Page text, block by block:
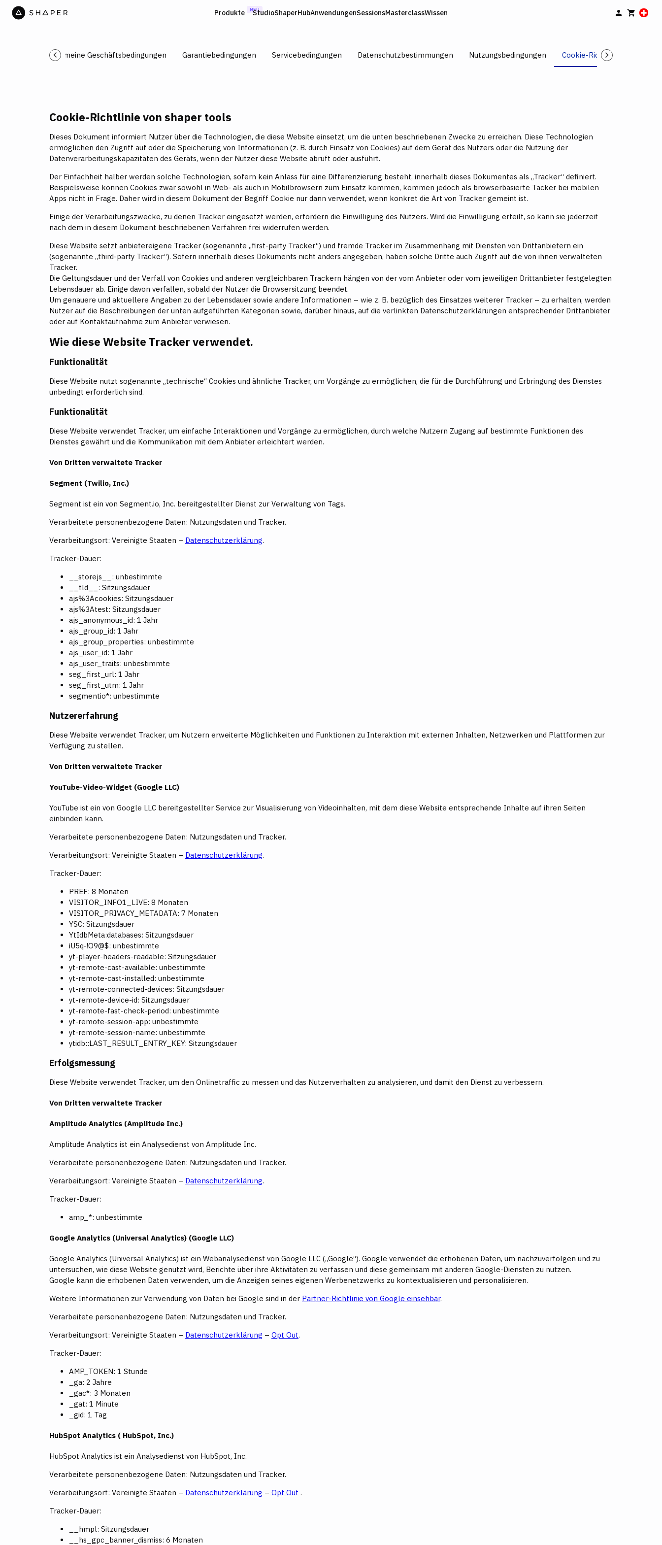
Produkte NEU
StudioShaperHubAnwendungenSessionsMasterclassWissen
Allgemeine Geschäftsbedingungen Garantiebedingungen Servicebedingungen Datenschutzbestimmungen Nutzungsbedingungen Cookie-Richtlinie
Cookie-Richtlinie von shaper tools
Dieses Dokument informiert Nutzer über die Technologien, die diese Website einsetzt, um die unten beschriebenen Zwecke zu erreichen. Diese Technologien
ermöglichen den Zugriff auf oder die Speicherung von Informationen (z. B. durch Einsatz von Cookies) auf dem Gerät des Nutzers oder die Nutzung der
Datenverarbeitungskapazitäten des Geräts, wenn der Nutzer diese Website abruft oder ausführt.
Der Einfachheit halber werden solche Technologien, sofern kein Anlass für eine Differenzierung besteht, innerhalb dieses Dokumentes als „Tracker“ definiert.
Beispielsweise können Cookies zwar sowohl in Web- als auch in Mobilbrowsern zum Einsatz kommen, kommen jedoch als browserbasierte Tacker bei mobilen
Apps nicht in Frage. Daher wird in diesem Dokument der Begriff Cookie nur dann verwendet, wenn konkret die Art von Tracker gemeint ist.
Einige der Verarbeitungszwecke, zu denen Tracker eingesetzt werden, erfordern die Einwilligung des Nutzers. Wird die Einwilligung erteilt, so kann sie jederzeit
nach dem in diesem Dokument beschriebenen Verfahren frei widerrufen werden.
Diese Website setzt anbietereigene Tracker (sogenannte „first-party Tracker“) und fremde Tracker im Zusammenhang mit Diensten von Drittanbietern ein
(sogenannte „third-party Tracker“). Sofern innerhalb dieses Dokuments nicht anders angegeben, haben solche Dritte auch Zugriff auf die von ihnen verwalteten
Tracker.
Die Geltungsdauer und der Verfall von Cookies und anderen vergleichbaren Trackern hängen von der vom Anbieter oder vom jeweiligen Drittanbieter festgelegten
Lebensdauer ab. Einige davon verfallen, sobald der Nutzer die Browsersitzung beendet.
Um genauere und aktuellere Angaben zu der Lebensdauer sowie andere Informationen – wie z. B. bezüglich des Einsatzes weiterer Tracker – zu erhalten, werden
Nutzer auf die Beschreibungen der unten aufgeführten Kategorien sowie, darüber hinaus, auf die verlinkten Datenschutzerklärungen entsprechender Drittanbieter
oder auf Kontaktaufnahme zum Anbieter verwiesen.
Wie diese Website Tracker verwendet.
Funktionalität
Diese Website nutzt sogenannte „technische“ Cookies und ähnliche Tracker, um Vorgänge zu ermöglichen, die für die Durchführung und Erbringung des Dienstes
unbedingt erforderlich sind.
Funktionalität
Diese Website verwendet Tracker, um einfache Interaktionen und Vorgänge zu ermöglichen, durch welche Nutzern Zugang auf bestimmte Funktionen des
Dienstes gewährt und die Kommunikation mit dem Anbieter erleichtert werden.
Von Dritten verwaltete Tracker
Segment (Twilio, Inc.)
Segment ist ein von Segment.io, Inc. bereitgestellter Dienst zur Verwaltung von Tags.
Verarbeitete personenbezogene Daten: Nutzungsdaten und Tracker.
Verarbeitungsort: Vereinigte Staaten – Datenschutzerklärung.
Tracker-Dauer:
__storejs__: unbestimmte
__tld__: Sitzungsdauer
ajs%3Acookies: Sitzungsdauer
ajs%3Atest: Sitzungsdauer
ajs_anonymous_id: 1 Jahr
ajs_group_id: 1 Jahr
ajs_group_properties: unbestimmte
ajs_user_id: 1 Jahr
ajs_user_traits: unbestimmte
seg_first_url: 1 Jahr
seg_first_utm: 1 Jahr
segmentio*: unbestimmte
Nutzererfahrung
Diese Website verwendet Tracker, um Nutzern erweiterte Möglichkeiten und Funktionen zu Interaktion mit externen Inhalten, Netzwerken und Plattformen zur
Verfügung zu stellen.
Von Dritten verwaltete Tracker
YouTube-Video-Widget (Google LLC)
YouTube ist ein von Google LLC bereitgestellter Service zur Visualisierung von Videoinhalten, mit dem diese Website entsprechende Inhalte auf ihren Seiten
einbinden kann.
Verarbeitete personenbezogene Daten: Nutzungsdaten und Tracker.
Verarbeitungsort: Vereinigte Staaten – Datenschutzerklärung.
Tracker-Dauer:
PREF: 8 Monaten
VISITOR_INFO1_LIVE: 8 Monaten
VISITOR_PRIVACY_METADATA: 7 Monaten
YSC: Sitzungsdauer
YtIdbMeta:databases: Sitzungsdauer
iU5q-!O9@$: unbestimmte
yt-player-headers-readable: Sitzungsdauer
yt-remote-cast-available: unbestimmte
yt-remote-cast-installed: unbestimmte
yt-remote-connected-devices: Sitzungsdauer
yt-remote-device-id: Sitzungsdauer
yt-remote-fast-check-period: unbestimmte
yt-remote-session-app: unbestimmte
yt-remote-session-name: unbestimmte
ytidb::LAST_RESULT_ENTRY_KEY: Sitzungsdauer
Erfolgsmessung
Diese Website verwendet Tracker, um den Onlinetraffic zu messen und das Nutzerverhalten zu analysieren, und damit den Dienst zu verbessern.
Von Dritten verwaltete Tracker
Amplitude Analytics (Amplitude Inc.)
Amplitude Analytics ist ein Analysedienst von Amplitude Inc.
Verarbeitete personenbezogene Daten: Nutzungsdaten und Tracker.
Verarbeitungsort: Vereinigte Staaten – Datenschutzerklärung.
Tracker-Dauer:
amp_*: unbestimmte
Google Analytics (Universal Analytics) (Google LLC)
Google Analytics (Universal Analytics) ist ein Webanalysedienst von Google LLC („Google“). Google verwendet die erhobenen Daten, um nachzuverfolgen und zu
untersuchen, wie diese Website genutzt wird, Berichte über ihre Aktivitäten zu verfassen und diese gemeinsam mit anderen Google-Diensten zu nutzen.
Google kann die erhobenen Daten verwenden, um die Anzeigen seines eigenen Werbenetzwerks zu kontextualisieren und personalisieren.
Weitere Informationen zur Verwendung von Daten bei Google sind in der Partner-Richtlinie von Google einsehbar.
Verarbeitete personenbezogene Daten: Nutzungsdaten und Tracker.
Verarbeitungsort: Vereinigte Staaten – Datenschutzerklärung – Opt Out.
Tracker-Dauer:
AMP_TOKEN: 1 Stunde
_ga: 2 Jahre
_gac*: 3 Monaten
_gat: 1 Minute
_gid: 1 Tag
HubSpot Analytics ( HubSpot, Inc.)
HubSpot Analytics ist ein Analysedienst von HubSpot, Inc.
Verarbeitete personenbezogene Daten: Nutzungsdaten und Tracker.
Verarbeitungsort: Vereinigte Staaten – Datenschutzerklärung – Opt Out .
Tracker-Dauer:
__hmpl: Sitzungsdauer
__hs_gpc_banner_dismiss: 6 Monaten